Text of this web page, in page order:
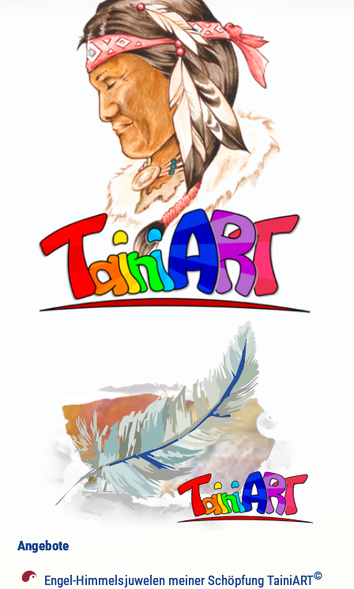
Angebote
Engel-Himmelsjuwelen meiner Schöpfung TainiART©